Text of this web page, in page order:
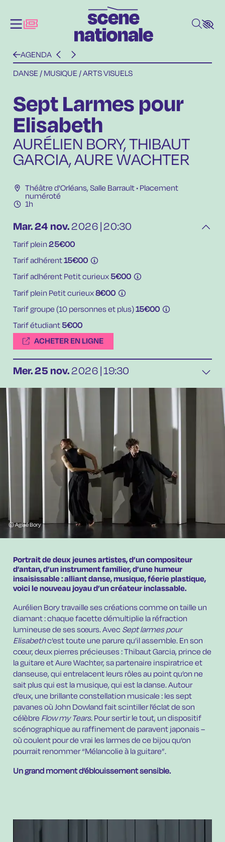
AGENDA
DANSE / MUSIQUE / ARTS VISUELS
Sept Larmes pour
Elisabeth
AURÉLIEN BORY, THIBAUT
GARCIA, AURE WACHTER
Théâtre d'Orléans, Salle Barrault• Placement
numéroté
1h
Mar.24 nov.2026 20:30
Tarif plein25€00
Tarif adhérent15€00
Tarif adhérent Petit curieux5€00
Tarif plein Petit curieux8€00
Tarif groupe (10 personnes et plus)15€00
Tarif étudiant5€00
ACHETER EN LIGNE
Mer.25 nov.2026 19:30
© Aglaé Bory
Portrait de deux jeunes artistes, d’un compositeur
d’antan, d’un instrument familier, d’une humeur
insaisissable : alliant danse, musique, féerie plastique,
voici le nouveau joyau d’un créateur inclassable.
Aurélien Bory travaille ses créations comme on taille un
diamant : chaque facette démultiplie la réfraction
lumineuse de ses sœurs. Avec Sept larmes pour
Elisabethc’est toute une parure qu’il assemble. En son
cœur, deux pierres précieuses : Thibaut Garcia, prince de
la guitare et Aure Wachter, sa partenaire inspiratrice et
danseuse, qui entrelacent leurs rôles au point qu’on ne
sait plus qui est la musique, qui est la danse. Autour
d’eux, une brillante constellation musicale : les sept
pavanes où John Dowland fait scintiller l’éclat de son
célèbre Flow my Tears. Pour sertir le tout, un dispositif
scénographique au raffinement de paravent japonais –
où coulent pour de vrai les larmes de ce bijou qu’on
pourrait renommer “Mélancolie à la guitare”.
Un grand moment d’éblouissement sensible.